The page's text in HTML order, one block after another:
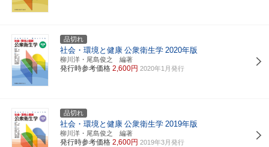
品切れ
社会・環境と健康 公衆衛生学 2020年版
柳川洋・尾島俊之 編著
発行時参考価格 2,600円 2020年1月発行
品切れ
社会・環境と健康 公衆衛生学 2019年版
柳川洋・尾島俊之 編著
発行時参考価格 2,600円 2019年3月発行